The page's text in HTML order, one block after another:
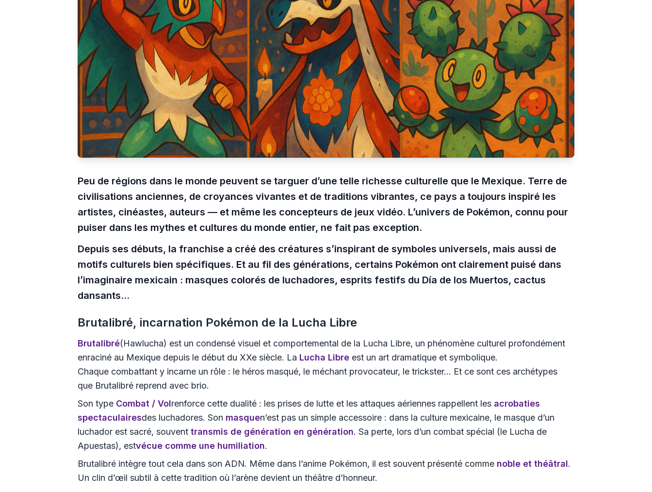
Peu de régions dans le monde peuvent se targuer d’une telle richesse culturelle que le Mexique. Terre de
civilisations anciennes, de croyances vivantes et de traditions vibrantes, ce pays a toujours inspiré les
artistes, cinéastes, auteurs — et même les concepteurs de jeux vidéo. L’univers de Pokémon, connu pour
puiser dans les mythes et cultures du monde entier, ne fait pas exception.
Depuis ses débuts, la franchise a créé des créatures s’inspirant de symboles universels, mais aussi de
motifs culturels bien spécifiques. Et au fil des générations, certains Pokémon ont clairement puisé dans
l’imaginaire mexicain : masques colorés de luchadores, esprits festifs du Día de los Muertos, cactus
dansants...
Brutalibré, incarnation Pokémon de la Lucha Libre
Brutalibré(Hawlucha) est un condensé visuel et comportemental de la Lucha Libre, un phénomène culturel profondément
enraciné au Mexique depuis le début du XXe siècle. La Lucha Libre est un art dramatique et symbolique.
Chaque combattant y incarne un rôle : le héros masqué, le méchant provocateur, le trickster... Et ce sont ces archétypes
que Brutalibré reprend avec brio.
Son type Combat / Volrenforce cette dualité : les prises de lutte et les attaques aériennes rappellent les acrobaties
spectaculairesdes luchadores. Son masquen’est pas un simple accessoire : dans la culture mexicaine, le masque d’un
luchador est sacré, souvent transmis de génération en génération. Sa perte, lors d’un combat spécial (le Lucha de
Apuestas), estvécue comme une humiliation.
Brutalibré intègre tout cela dans son ADN. Même dans l’anime Pokémon, il est souvent présenté comme noble et théâtral.
Un clin d’œil subtil à cette tradition où l’arène devient un théâtre d’honneur.